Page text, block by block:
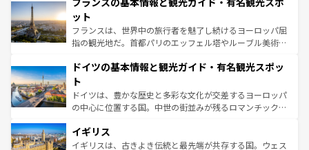
しい。
文化が根付くこの国では、情熱的なフラメンコ、熱気あふ
れる闘牛、そして美味しいタパスが生活の一部となってい
る。首都マドリードの洗練された雰囲気や、バルセロナの
アートに溢れた街角から、地方では古代ローマ遺跡や中世
せる。地方によって風土や気候が異なるスペインはその個
ンテンツ一覧 を参照してほしい。
ット
フランスは、世界中の旅行者を魅了し続けるヨーロッパ屈
指の観光地だ。首都パリのエッフェル塔やルーブル美術館
で、幅広い魅力が詰まっている。華麗な宮殿、歴史的な大
聖堂、美しいビーチ、そして豊かな自然が、訪れる者を心
から魅了する。また、フランスは美食の国としても知ら
れ、フランス料理はユネスコ無形文化遺産にも登録されて
香り高いラベンダー畑など、多彩な楽しみ方が可能だ。さ
らに、パリ以外の地域にも魅力が溢れており、どの街角に
ドイツの基本情報と観光ガイド・有名観光スポッ
ト
ドイツは、豊かな歴史と多彩な文化が交差するヨーロッパ
の中心に位置する国。中世の街並みが残るロマンチック街
顔を持つこの国は、どこを歩いても飽きることがない。ベ
ルリンの文化的活気、バイエルン州のアルプスの絶景、そ
イギリス
イギリスは、古きよき伝統と最先端が共存する国。ウェス